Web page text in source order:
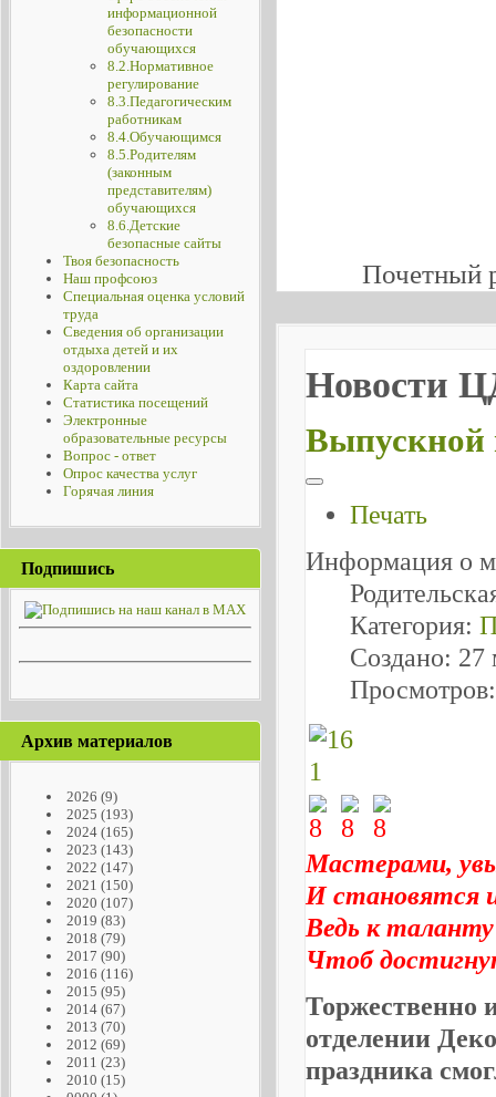
информационной
безопасности
обучающихся
8.2.Нормативное
регулирование
8.3.Педагогическим
работникам
8.4.Обучающимся
8.5.Родителям
(законным
представителям)
обучающихся
8.6.Детские
безопасные сайты
Твоя безопасность
Наш профсоюз
Специальная оценка условий
труда
Сведения об организации
отдыха детей и их
оздоровлении
Карта сайта
Статистика посещений
Электронные
образовательные ресурсы
Вопрос - ответ
Опрос качества услуг
Горячая линия
Подпишись
Архив материалов
2026 (9)
2025 (193)
2024(165)
2023 (143)
2022 (147)
2021 (150)
2020 (107)
2019 (83)
2018 (79)
2017 (90)
2016 (116)
2015 (95)
2014(67)
2013 (70)
2012 (69)
2011 (23)
2010 (15)
Почетный
Новости
Выпускной
Печать
Информация о
Категория:
Создано: 27
Мастерами,
И становятся
Ведь к
Чтоб
Торжественно
отделении
праздника